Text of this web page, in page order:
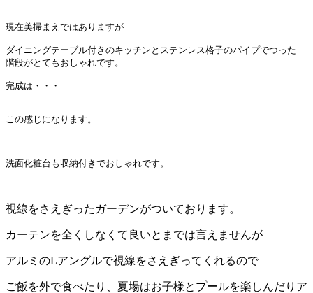
現在美掃まえではありますが
ダイニングテーブル付きのキッチンとステンレス格子のパイプでつった
階段がとてもおしゃれです。
完成は・・・
この感じになります。
洗面化粧台も収納付きでおしゃれです。
視線をさえぎったガーデンがついております。
カーテンを全くしなくて良いとまでは言えませんが
アルミのLアングルで視線をさえぎってくれるので
ご飯を外で食べたり、夏場はお子様とプールを楽しんだりア